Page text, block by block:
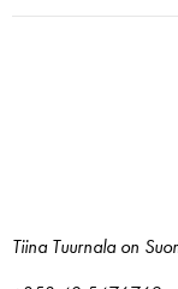
Tiina Tuurnala on